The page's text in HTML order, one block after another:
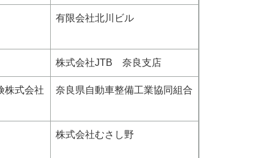
有限会社北川ビル
株式会社JTB 奈良支店
株式会社 奈良県自動車整備工業協同組合
株式会社むさし野